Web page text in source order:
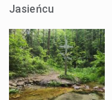
Jasieńcu